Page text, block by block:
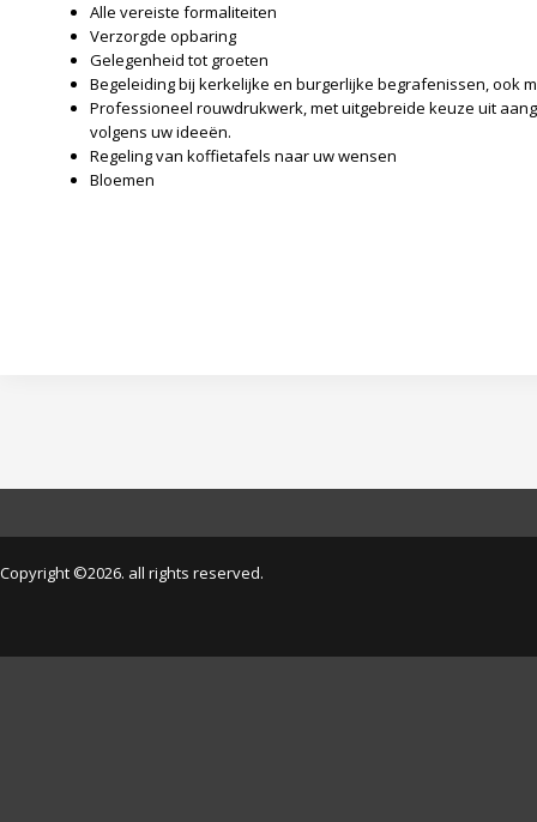
Alle vereiste formaliteiten
Verzorgde opbaring
Gelegenheid tot groeten
Begeleiding bij kerkelijke en burgerlijke begrafenissen, ook
Professioneel rouwdrukwerk, met uitgebreide keuze uit
volgens uw ideeën.
Regeling van koffietafels naar uw wensen
Bloemen
Copyright ©2026. all rights reserved.